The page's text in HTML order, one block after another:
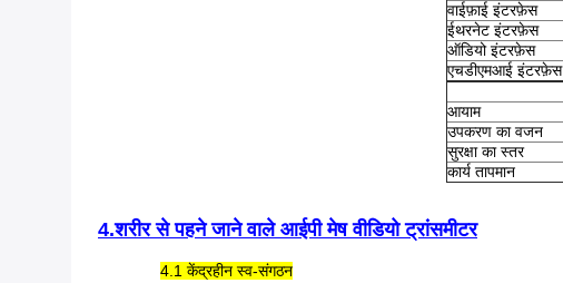
वाईफ़ाई इंटरफ़ेस
ईथरनेट इंटरफ़ेस
ऑडियो इंटरफ़ेस
एचडीएमआई इंटरफ़ेस
आयाम
उपकरण का वजन
सुरक्षा का स्तर
कार्य तापमान
4.शरीर से पहने जाने वाले आईपी मेष वीडियो ट्रांसमीटर
4.1 केंद्रहीन स्व-संगठन